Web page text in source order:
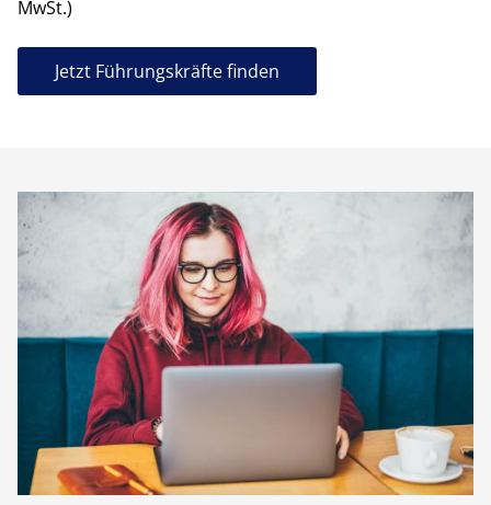
MwSt.)
Jetzt Führungskräfte finden